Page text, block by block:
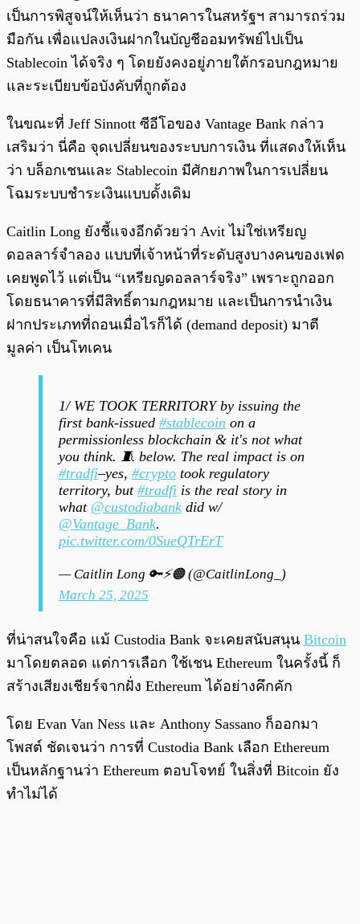
เป็นการพิสูจน์ให้เห็นว่า ธนาคารในสหรัฐฯ สามารถร่วม
มือกัน เพื่อแปลงเงินฝากในบัญชีออมทรัพย์ไปเป็น
Stablecoin ได้จริง ๆ โดยยังคงอยู่ภายใต้กรอบกฎหมาย
และระเบียบข้อบังคับที่ถูกต้อง
ในขณะที่ Jeff Sinnott ซีอีโอของ Vantage Bank กล่าว
เสริมว่า นี่คือ จุดเปลี่ยนของระบบการเงิน ที่แสดงให้เห็น
ว่า บล็อกเชนและ Stablecoin มีศักยภาพในการเปลี่ยน
โฉมระบบชำระเงินแบบดั้งเดิม
Caitlin Long ยังชี้แจงอีกด้วยว่า Avit ไม่ใช่เหรียญ
ดอลลาร์จำลอง แบบที่เจ้าหน้าที่ระดับสูงบางคนของเฟด
เคยพูดไว้ แต่เป็น “เหรียญดอลลาร์จริง” เพราะถูกออก
โดยธนาคารที่มีสิทธิ์ตามกฎหมาย และเป็นการนำเงิน
ฝากประเภทที่ถอนเมื่อไรก็ได้ (demand deposit) มาตี
มูลค่า เป็นโทเคน
1/ WE TOOK TERRITORY by issuing the
first bank-issued #stablecoin on a
permissionless blockchain & it's not what
you think. 🧵 below. The real impact is on
#tradfi–yes, #crypto took regulatory
territory, but #tradfi is the real story in
what @custodiabank did w/
@Vantage_Bank.
pic.twitter.com/0SueQTrErT
— Caitlin Long 🔑⚡️🟠 (@CaitlinLong_)
March 25, 2025
ที่น่าสนใจคือ แม้ Custodia Bank จะเคยสนับสนุน Bitcoin
มาโดยตลอด แต่การเลือก ใช้เชน Ethereum ในครั้งนี้ ก็
สร้างเสียงเชียร์จากฝั่ง Ethereum ได้อย่างคึกคัก
โดย Evan Van Ness และ Anthony Sassano ก็ออกมา
โพสต์ ชัดเจนว่า การที่ Custodia Bank เลือก Ethereum
เป็นหลักฐานว่า Ethereum ตอบโจทย์ ในสิ่งที่ Bitcoin ยัง
ทำไม่ได้